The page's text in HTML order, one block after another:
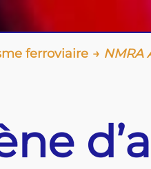
ferroviaire NMRA